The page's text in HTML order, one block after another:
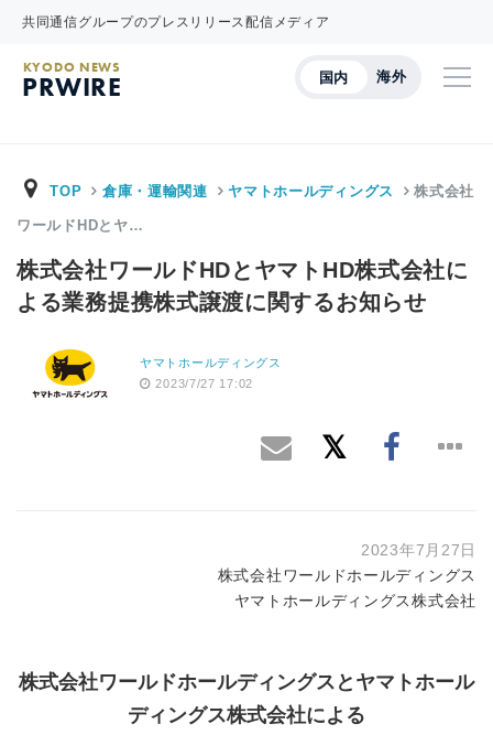
共同通信グループのプレスリリース配信メディア
国内 海外
KYODO NEWS
PRWIRE
TOP 倉庫・運輸関連 ヤマトホールディングス 株式会社
ワールドHDとヤ…
株式会社ワールドHDとヤマトHD株式会社に
よる業務提携株式譲渡に関するお知らせ
ヤマトホールディングス
2023/7/27 17:02
2023年7月27日
株式会社ワールドホールディングス
ヤマトホールディングス株式会社
株式会社ワールドホールディングスとヤマトホール
ディングス株式会社による